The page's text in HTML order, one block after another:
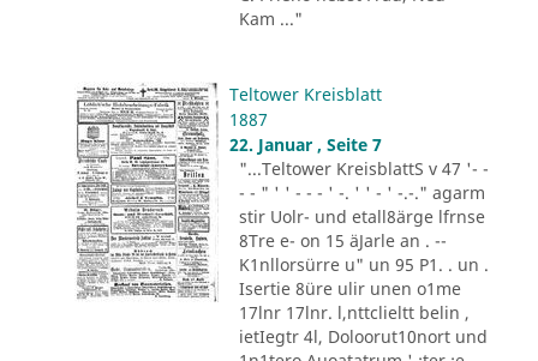
Kam ..."
Teltower Kreisblatt
1887
22. Januar , Seite 7
"...Teltower KreisblattS v 47 '- -
- - " ' ' - - - ' -. ' ' - ' -.-." agarm
stir Uolr- und etall8ärge lfrnse
8Tre e- on 15 äJarle an . --
K1nllorsürre u" un 95 P1. . un .
Isertie 8üre ulir unen o1me
17lnr 17lnr. l,nttclieltt belin ,
ietIegtr 4l, Doloorut10nort und